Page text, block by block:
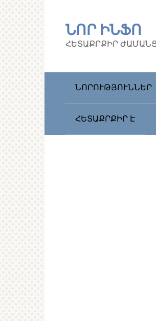
ՆՈՐ ԻՆՖՈ
ՀԵՏԱՔՐՔԻՐ
ՆՈՐՈՒԹՅՈՒՆՆԵՐ
ՀԵՏԱՔՐՔԻՐ Է